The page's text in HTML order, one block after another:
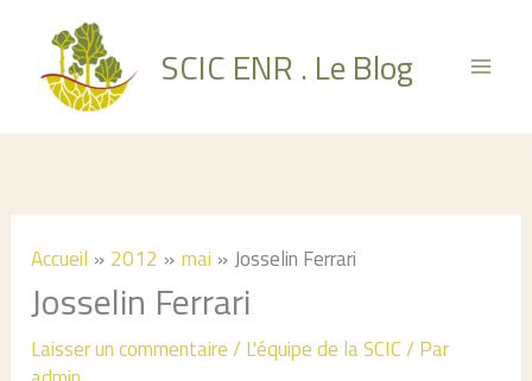
contenu
SCIC ENR . Le Blog
Accueil 2012 mai Josselin Ferrari
Josselin Ferrari
Laisser un commentaire/L'équipe de la SCIC/ Par